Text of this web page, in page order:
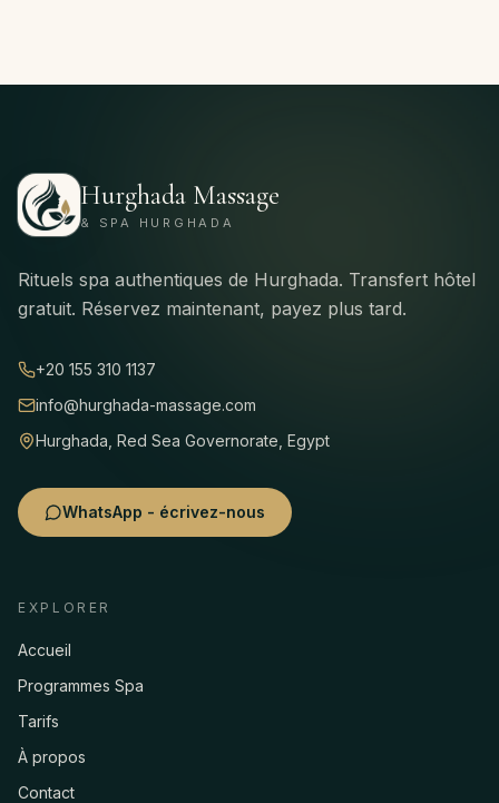
Hurghada Massage
& SPA HURGHADA
Rituels spa authentiques de Hurghada. Transfert hôtel
gratuit. Réservez maintenant, payez plus tard.
+20 155 310 1137
info@hurghada-massage.com
Hurghada, Red Sea Governorate, Egypt
WhatsApp - écrivez-nous
EXPLORER
Accueil
Programmes Spa
Tarifs
À propos
Contact